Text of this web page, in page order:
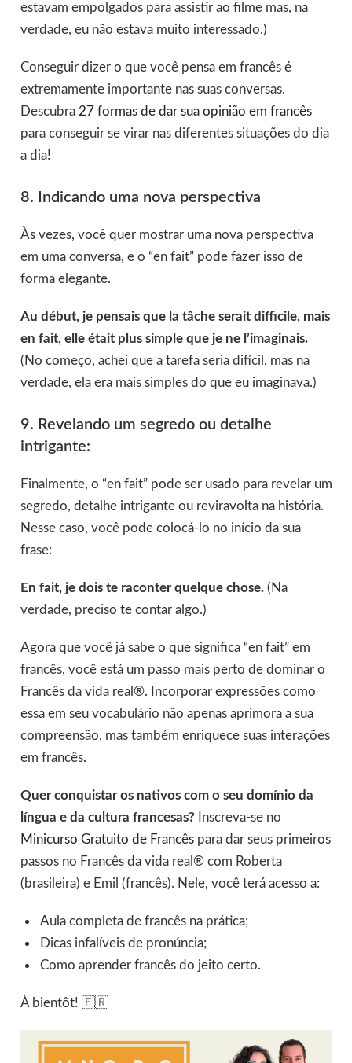
estavam empolgados para assistir ao filme mas, na
verdade, eu não estava muito interessado.)
Conseguir dizer o que você pensa em francês é
extremamente importante nas suas conversas.
Descubra 27 formas de dar sua opinião em francês
para conseguir se virar nas diferentes situações do dia
a dia!
8. Indicando uma nova perspectiva
Às vezes, você quer mostrar uma nova perspectiva
em uma conversa, e o “en fait” pode fazer isso de
forma elegante.
Au début, je pensais que la tâche serait difficile, mais
en fait, elle était plus simple que je ne l’imaginais.
(No começo, achei que a tarefa seria difícil, mas na
verdade, ela era mais simples do que eu imaginava.)
9. Revelando um segredo ou detalhe
intrigante:
Finalmente, o “en fait” pode ser usado para revelar um
segredo, detalhe intrigante ou reviravolta na história.
Nesse caso, você pode colocá-lo no início da sua
frase:
En fait, je dois te raconter quelque chose. (Na
verdade, preciso te contar algo.)
Agora que você já sabe o que significa “en fait” em
francês, você está um passo mais perto de dominar o
Francês da vida real®. Incorporar expressões como
essa em seu vocabulário não apenas aprimora a sua
compreensão, mas também enriquece suas interações
em francês.
Quer conquistar os nativos com o seu domínio da
língua e da cultura francesas?
Inscreva-se no
Minicurso Gratuito de Francêspara dar seus primeiros
passos no Francês da vida real® com Roberta
(brasileira) e Emil (francês). Nele, você terá acesso a:
Aula completa de francês na prática;
Dicas infalíveis de pronúncia;
Como aprender francês do jeito certo.
À bientôt! 🇫🇷